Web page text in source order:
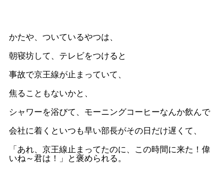
かたや、ついているやつは、
朝寝坊して、テレビをつけると
事故で京王線が止まっていて、
焦ることもないかと、
シャワーを浴びて、モーニングコーヒーなんか飲んで
会社に着くといつも早い部長がその日だけ遅くて、
「あれ、京王線止まってたのに、この時間に来た！偉
いね～君は！」と褒められる。